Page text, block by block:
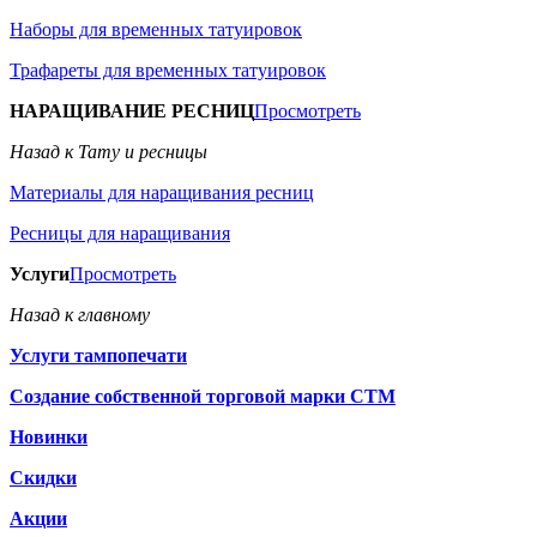
Наборы для временных татуировок
Трафареты для временных татуировок
НАРАЩИВАНИЕ РЕСНИЦПросмотреть
Назад к Тату и ресницы
Материалы для наращивания ресниц
Ресницы для наращивания
УслугиПросмотреть
Назад к главному
Услуги тампопечати
Создание собственной торговой марки СТМ
Новинки
Скидки
Акции